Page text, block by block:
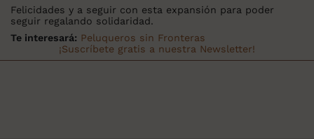
Felicidades y a seguir con esta expansión para poder
seguir regalando solidaridad.
Te interesará: Peluqueros sin Fronteras
¡Suscríbete gratis a nuestra Newsletter!